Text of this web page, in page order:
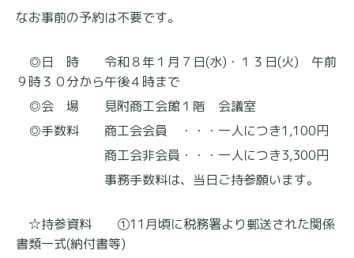
なお事前の予約は不要です。
◎日 時 令和８年１月７日(水)・１３日(火) 午前
９時３０分から午後４時まで
◎会 場 見附商工会館１階 会議室
◎手数料 商工会会員 ・・・一人につき1,100円
商工会非会員・・・一人につき3,300円
事務手数料は、当日ご持参願います。
☆持参資料 ①11月頃に税務署より郵送された関係
書類一式(納付書等)